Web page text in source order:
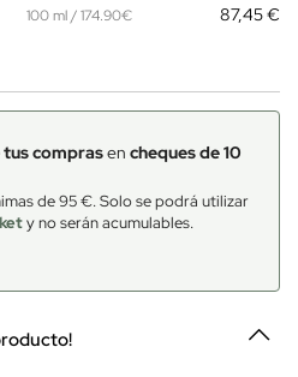
100 ml / 174.90€ 87,45 €
tus comprasen cheques de 10
de 95 €. Solo se podrá utilizar
y no serán acumulables.